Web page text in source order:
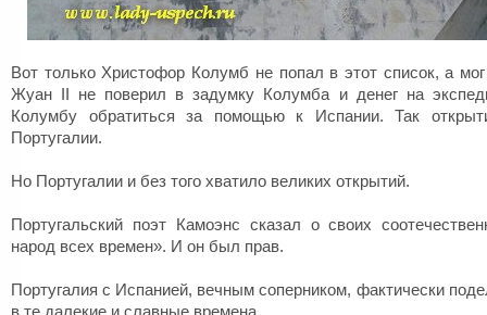
Вот только Христофор Колумб не попал в этот список, а
Жуан II не поверил в задумку Колумба и денег на
Колумбу обратиться за помощью к Испании. Так
Португалии.
Но Португалии и без того хватило великих открытий.
Португальский поэт Камоэнс сказал о своих
народ всех времен». И он был прав.
Португалия с Испанией, вечным соперником, фактически
в те далекие и славные времена.